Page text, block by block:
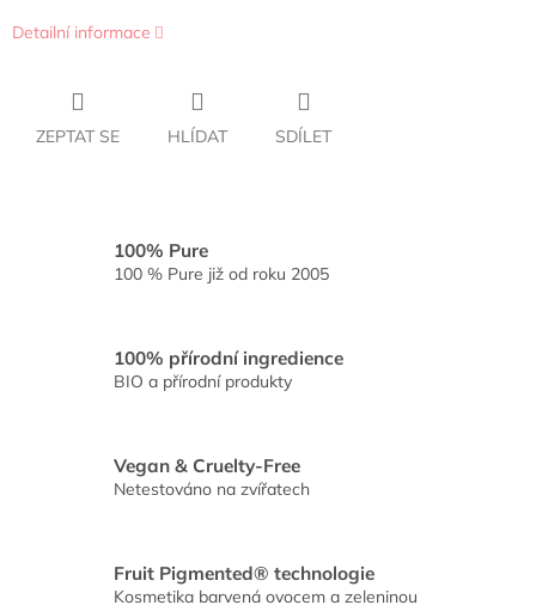
Detailní informace
ZEPTAT SE HLÍDAT SDÍLET
100% Pure
100 % Pure již od roku 2005
100% přírodní ingredience
BIO a přírodní produkty
Vegan & Cruelty-Free
Netestováno na zvířatech
Fruit Pigmented® technologie
Kosmetika barvená ovocem a zeleninou